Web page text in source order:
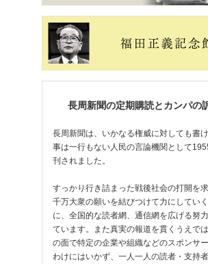
長周新聞の定期購読とカンパの
長周新聞は、いかなる権威に対しても書
事は一行もない人民の言論機関として
刊されました。
すっかり行き詰まった戦後社会の打開を
千万大衆の願いを結びつけて力にしてい
に、全国的な読者網、通信網を広げる努
ています。また真実の報道を貫くうえで
の面で特定の企業や組織などのスポンサ
わけにはいかず、一人一人の読者・支持